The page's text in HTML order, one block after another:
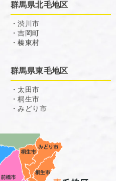
群馬県北毛地区
・渋川市
・吉岡町
・榛東村
群馬県東毛地区
・太田市
・桐生市
・みどり市